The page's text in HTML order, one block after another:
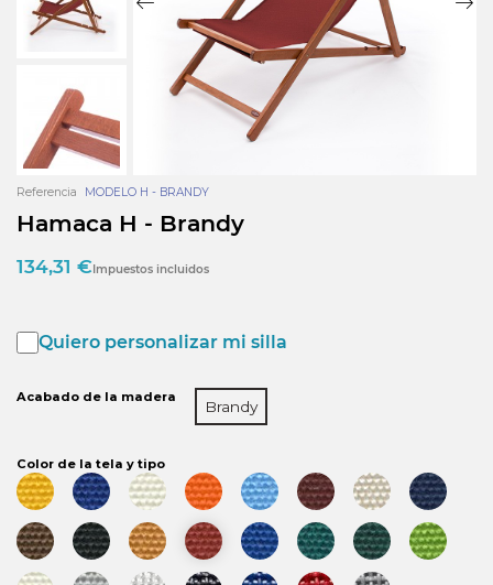
Referencia MODELO H - BRANDY
Hamaca H - Brandy
134,31 € Impuestos incluidos
Quiero personalizar mi silla
Acabado de la madera
Brandy
Color de la tela y tipo